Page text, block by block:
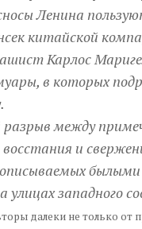
Ленина
китайской
Карлос
в которых
разрыв между
и
улицах западного
далеки не только от